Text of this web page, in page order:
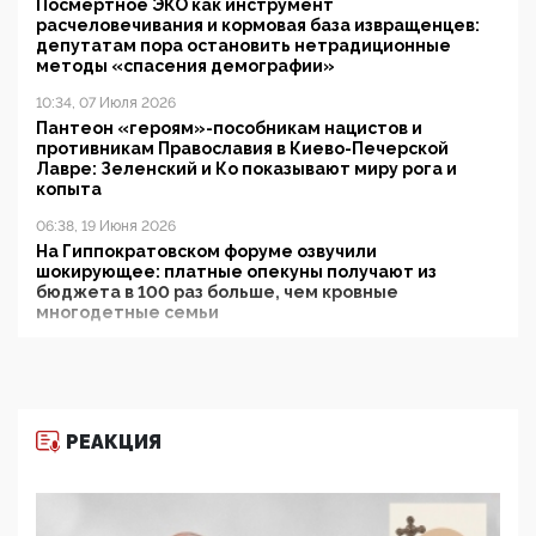
Посмертное ЭКО как инструмент
расчеловечивания и кормовая база извращенцев:
депутатам пора остановить нетрадиционные
методы «спасения демографии»
10:34, 07 Июля 2026
Пантеон «героям»-пособникам нацистов и
противникам Православия в Киево-Печерской
Лавре: Зеленский и Ко показывают миру рога и
копыта
06:38, 19 Июня 2026
На Гиппократовском форуме озвучили
шокирующее: платные опекуны получают из
бюджета в 100 раз больше, чем кровные
многодетные семьи
11:53, 09 Июня 2026
деятельность ИИТО ЮНЕСКО в России, но
цифроглобалисты продолжают определять
РЕАКЦИЯ